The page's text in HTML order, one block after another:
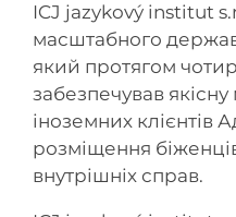
ICJ jazykový institut
масштабного
який протягом
забезпечував
іноземних клієнтів
розміщення
внутрішніх справ.